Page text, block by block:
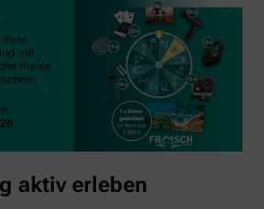
aktiv erleben